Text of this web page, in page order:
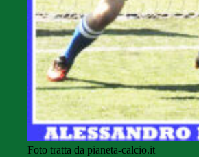
Foto tratta da pianeta-calcio.it